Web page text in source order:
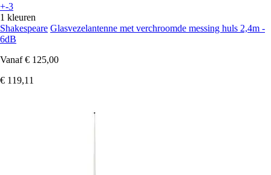
+-3
1 kleuren
Shakespeare Glasvezelantenne met verchroomde messing huls 2,4m -
6dB
Vanaf € 125,00
€ 119,11